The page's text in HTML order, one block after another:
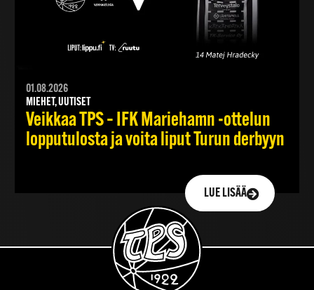
01.08.2026
MIEHET, UUTISET
Veikkaa TPS – IFK Mariehamn -ottelun
lopputulosta ja voita liput Turun derbyyn
LUE LISÄÄ